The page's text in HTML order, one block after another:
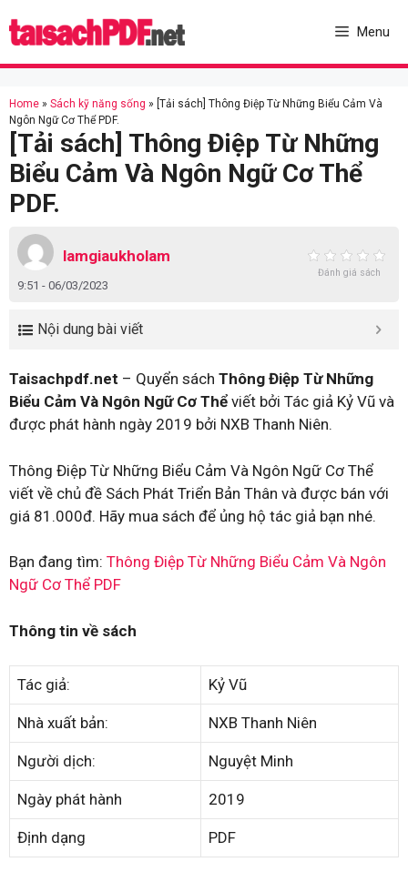
to
Menu
Home » Sách kỹ năng sống » [Tải sách] Thông Điệp Từ Những Biểu Cảm Và
Ngôn Ngữ Cơ Thể PDF.
[Tải sách] Thông Điệp Từ Những
Biểu Cảm Và Ngôn Ngữ Cơ Thể
PDF.
lamgiaukholam
9:51 - 06/03/2023
Đánh giá sách
Nội dung bài viết
Taisachpdf.net – Quyển sách Thông Điệp Từ Những
Biểu Cảm Và Ngôn Ngữ Cơ Thể viết bởi Tác giả Kỷ Vũ và
được phát hành ngày 2019 bởi NXB Thanh Niên.
Thông Điệp Từ Những Biểu Cảm Và Ngôn Ngữ Cơ Thể
viết về chủ đề Sách Phát Triển Bản Thân và được bán với
giá 81.000đ. Hãy mua sách để ủng hộ tác giả bạn nhé.
Bạn đang tìm: Thông Điệp Từ Những Biểu Cảm Và Ngôn
Ngữ Cơ Thể PDF
Thông tin về sách
Tác giả: Kỷ Vũ
Nhà xuất bản: NXB Thanh Niên
Người dịch: Nguyệt Minh
Ngày phát hành 2019
Định dạng PDF